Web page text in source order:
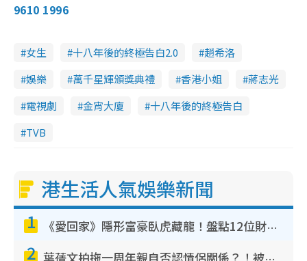
9610 1996
女生 十八年後的終極告白2.0
趙希洛
娛樂
萬千星輝頒獎典禮 香港小姐
蔣志光
電視劇
金宵大廈
十八年後的終極告白
TVB
港生活人氣娛樂新聞
1 《愛回家》隱形富豪臥虎藏龍！盤點12位財氣逼人的有錢藝人：呢位靚女3億身家唔憂做
2